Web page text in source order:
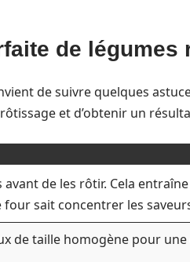
de légumes
de suivre quelques
et d’obtenir un
de les rôtir. Cela
sait concentrer les
de taille homogène pour une